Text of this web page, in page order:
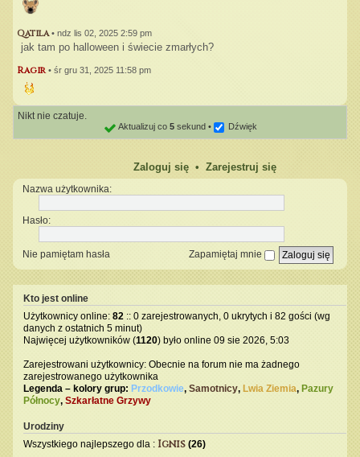
Qatila • ndz lis 02, 2025 2:59 pm
jak tam po halloween i świecie zmarłych?
Ragir • śr gru 31, 2025 11:58 pm
Nikt nie czatuje.
Aktualizuj co 5sekund Dźwięk
Zaloguj się• Zarejestruj się
Nazwa użytkownika:
Hasło:
Nie pamiętam hasła Zapamiętaj mnie
Kto jest online
Użytkownicy online: 82 :: 0 zarejestrowanych, 0 ukrytych i 82 gości (wg
danych z ostatnich 5 minut)
Najwięcej użytkowników (1120) było online 09 sie 2026, 5:03
Zarejestrowani użytkownicy: Obecnie na forum nie ma żadnego
zarejestrowanego użytkownika
Legenda – kolory grup: Przodkowie, Samotnicy, Lwia Ziemia, Pazury
Północy, Szkarłatne Grzywy
Urodziny
Wszystkiego najlepszego dla : Ignis (26)